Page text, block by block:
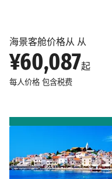
海景客舱价格从 从
¥60,087起
每人价格 包含税费